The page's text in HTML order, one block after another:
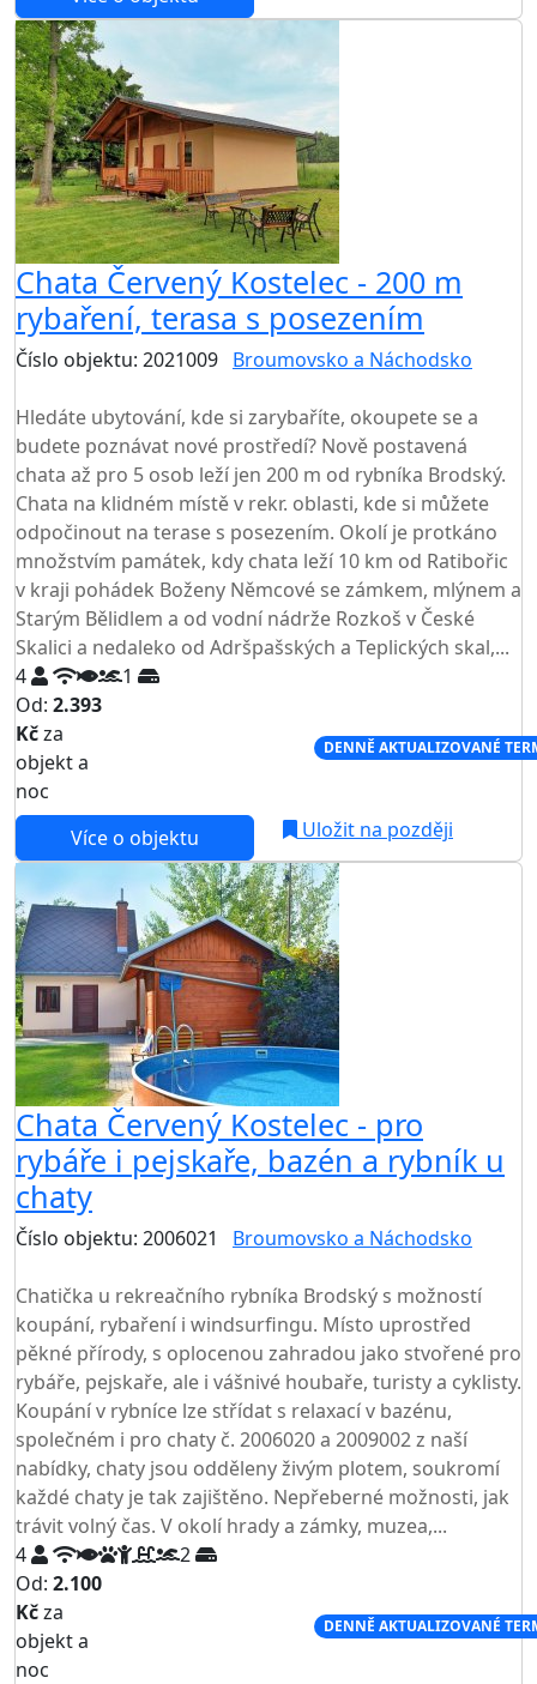
Chata Červený Kostelec - 200 m
rybaření, terasa s posezením
Číslo objektu: 2021009 Broumovsko a Náchodsko
Hledáte ubytování, kde si zarybaříte, okoupete se a
budete poznávat nové prostředí? Nově postavená
chata až pro 5 osob leží jen 200 m od rybníka Brodský.
Chata na klidném místě v rekr. oblasti, kde si můžete
odpočinout na terase s posezením. Okolí je protkáno
množstvím památek, kdy chata leží 10 km od Ratibořic
v kraji pohádek Boženy Němcové se zámkem, mlýnem a
Starým Bělidlem a od vodní nádrže Rozkoš v České
Skalici a nedaleko od Adršpašských a Teplických skal,...
4
1
Od: 2.393
Kčza
objekt a
noc
DENNĚ AKTUALIZOVANÉ
Více o objektu Uložit na později
Chata Červený Kostelec - pro
rybáře i pejskaře, bazén a rybník u
chaty
Číslo objektu: 2006021 Broumovsko a Náchodsko
Chatička u rekreačního rybníka Brodský s možností
koupání, rybaření i windsurfingu. Místo uprostřed
pěkné přírody, s oplocenou zahradou jako stvořené pro
rybáře, pejskaře, ale i vášnivé houbaře, turisty a cyklisty.
Koupání v rybníce lze střídat s relaxací v bazénu,
společném i pro chaty č. 2006020 a 2009002 z naší
nabídky, chaty jsou odděleny živým plotem, soukromí
každé chaty je tak zajištěno. Nepřeberné možnosti, jak
trávit volný čas. V okolí hrady a zámky, muzea,...
4
2
Od: 2.100
Kčza
objekt a
noc
DENNĚ AKTUALIZOVANÉ